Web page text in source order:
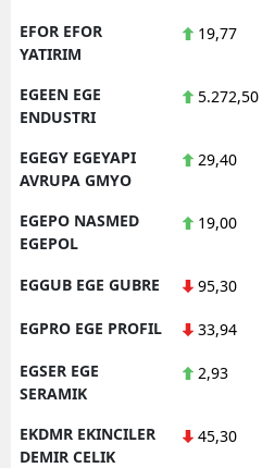
EFOR EFOR
YATIRIM
19,77
EGEEN EGE
ENDUSTRI
5.272,50
EGEGY EGEYAPI
AVRUPA GMYO
29,40
EGEPO NASMED
EGEPOL
19,00
EGGUB EGE GUBRE 95,30
EGPRO EGE PROFIL 33,94
EGSER EGE
SERAMIK
2,93
EKDMR EKINCILER
DEMIR CELIK
45,30